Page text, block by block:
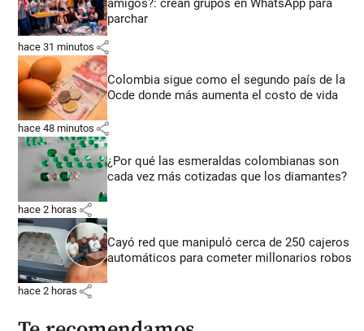
amigos?: crean grupos en WhatsApp para
parchar
hace 31 minutos share
Colombia sigue como el segundo país de la
Ocde donde más aumenta el costo de vida
hace 48 minutos share
¿Por qué las esmeraldas colombianas son
cada vez más cotizadas que los diamantes?
hace 2 horas share
Cayó red que manipuló cerca de 250 cajeros
automáticos para cometer millonarios robos
hace 2 horas share